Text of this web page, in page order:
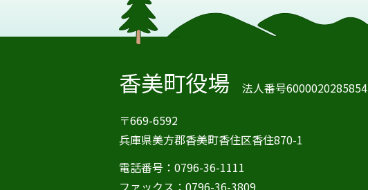
香美町役場
法人番号6000020285854
〒669-6592
兵庫県美方郡香美町香住区香住870-1
電話番号：0796-36-1111
ファックス：0796-36-3809